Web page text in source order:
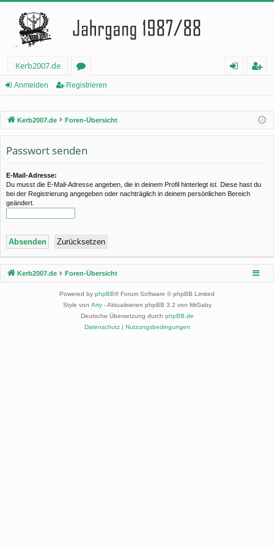
Kerb2007.de
or
rie
Anmelden Registrieren
Kerb2007.de Foren-Übersicht
Passwort senden
E-Mail-Adresse:
Du musst die E-Mail-Adresse angeben, die in deinem Profil hinterlegt ist. Diese hast du
bei der Registrierung angegeben oder nachträglich in deinem persönlichen Bereich
geändert.
Kerb2007.de Foren-Übersicht
Powered by phpBB® Forum Software © phpBB Limited
Style von Arty- Aktualisieren phpBB 3.2 von MrGaby
Deutsche Übersetzung durch phpBB.de
Datenschutz| Nutzungsbedingungen